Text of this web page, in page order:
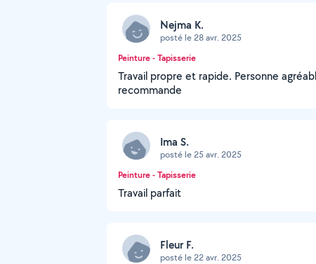
Nejma K.
posté le 28 avr. 2025
Peinture - Tapisserie
Travail propre et rapide. Personne
recommande
Ima S.
posté le 25 avr. 2025
Peinture - Tapisserie
Travail parfait
Fleur F.
posté le 22 avr. 2025